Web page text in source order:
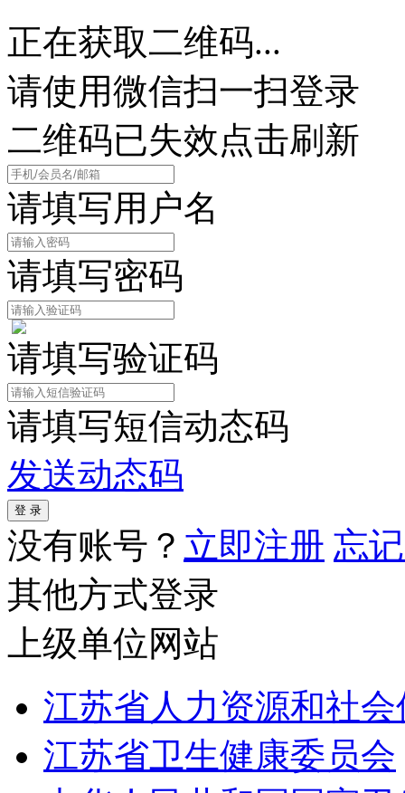
正在获取二维码...
请使用微信扫一扫登录
二维码已失效点击刷新
请填写用户名
请填写密码
请填写验证码
请填写短信动态码
发送动态码
没有账号？ 立即注册 忘
其他方式登录
上级单位网站
江苏省人力资源和社
江苏省卫生健康委员会